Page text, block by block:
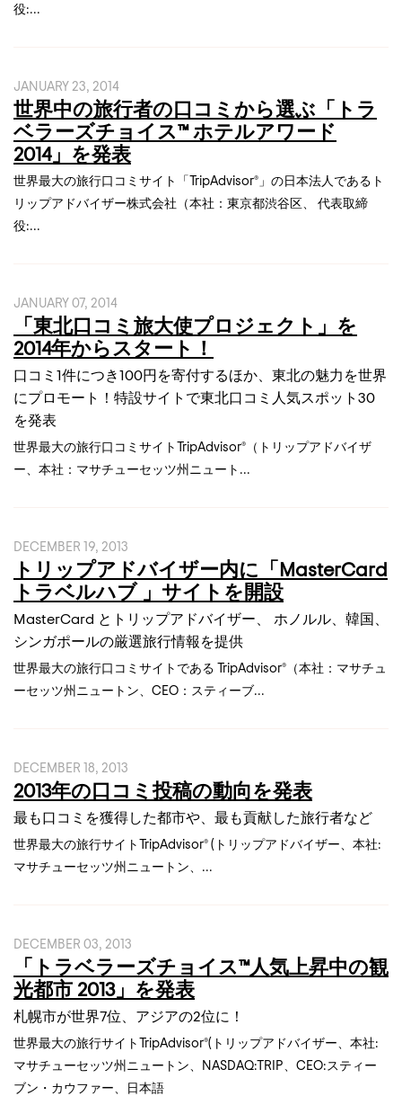
役:...
JANUARY 23, 2014
世界中の旅行者の口コミから選ぶ「トラ
ベラーズチョイス™ ホテルアワード
2014」を発表
世界最大の旅行口コミサイト「TripAdvisor®」の日本法人であるト
リップアドバイザー株式会社（本社：東京都渋谷区、 代表取締
役:...
JANUARY 07, 2014
「東北口コミ旅大使プロジェクト」を
2014年からスタート！
口コミ1件につき100円を寄付するほか、東北の魅力を世界
にプロモート！特設サイトで東北口コミ人気スポット30
を発表
世界最大の旅行口コミサイトTripAdvisor®（トリップアドバイザ
ー、本社：マサチューセッツ州ニュート...
DECEMBER 19, 2013
トリップアドバイザー内に「MasterCard
トラベルハブ 」サイトを開設
MasterCard とトリップアドバイザー、 ホノルル、韓国、
シンガポールの厳選旅行情報を提供
世界最大の旅行口コミサイトである TripAdvisor®（本社：マサチュ
ーセッツ州ニュートン、CEO：スティーブ...
DECEMBER 18, 2013
2013年の口コミ投稿の動向を発表
最も口コミを獲得した都市や、最も貢献した旅行者など
世界最大の旅行サイトTripAdvisor® (トリップアドバイザー、本社:
マサチューセッツ州ニュートン、...
DECEMBER 03, 2013
「トラベラーズチョイス™人気上昇中の観
光都市 2013」を発表
札幌市が世界7位、アジアの2位に！
世界最大の旅行サイトTripAdvisor®(トリップアドバイザー、本社:
マサチューセッツ州ニュートン、NASDAQ:TRIP、CEO:スティー
ブン・カウファー、日本語